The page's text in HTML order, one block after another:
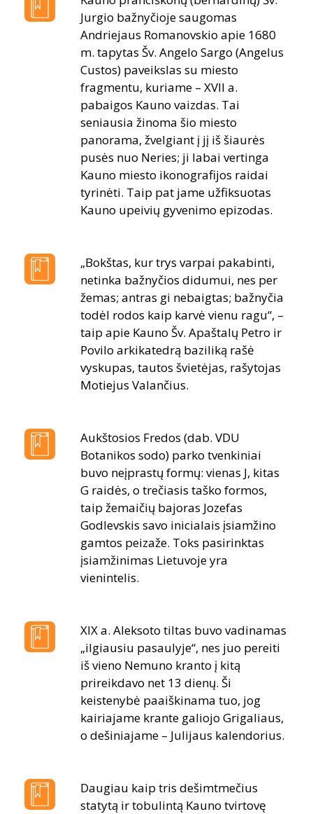
Jurgio bažnyčioje saugomas
Andriejaus Romanovskio apie 1680
m. tapytas Šv. Angelo Sargo (Angelus
Custos) paveikslas su miesto
fragmentu, kuriame – XVII a.
pabaigos Kauno vaizdas. Tai
seniausia žinoma šio miesto
panorama, žvelgiant į jį iš šiaurės
pusės nuo Neries; ji labai vertinga
Kauno miesto ikonografijos raidai
tyrinėti. Taip pat jame užfiksuotas
Kauno upeivių gyvenimo epizodas.
„Bokštas, kur trys varpai pakabinti,
netinka bažnyčios didumui, nes per
žemas; antras gi nebaigtas; bažnyčia
todėl rodos kaip karvė vienu ragu“, –
taip apie Kauno Šv. Apaštalų Petro ir
Povilo arkikatedrą baziliką rašė
vyskupas, tautos švietėjas, rašytojas
Motiejus Valančius.
Aukštosios Fredos (dab. VDU
Botanikos sodo) parko tvenkiniai
buvo neįprastų formų: vienas J, kitas
G raidės, o trečiasis taško formos,
taip žemaičių bajoras Jozefas
Godlevskis savo inicialais įsiamžino
gamtos peizaže. Toks pasirinktas
įsiamžinimas Lietuvoje yra
vienintelis.
XIX a. Aleksoto tiltas buvo vadinamas
„ilgiausiu pasaulyje“, nes juo pereiti
iš vieno Nemuno kranto į kitą
prireikdavo net 13 dienų. Ši
keistenybė paaiškinama tuo, jog
kairiajame krante galiojo Grigaliaus,
o dešiniajame – Julijaus kalendorius.
Daugiau kaip tris dešimtmečius
statytą ir tobulintą Kauno tvirtovę